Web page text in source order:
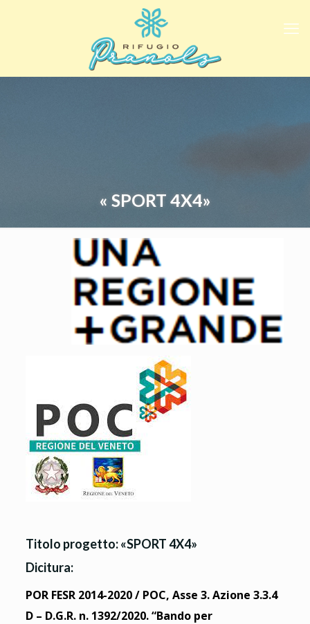
« SPORT 4X4»
Titolo progetto:«SPORT 4X4»
Dicitura:
POR FESR 2014-2020 / POC, Asse 3. Azione 3.3.4
D – D.G.R. n. 1392/2020. “Bando per